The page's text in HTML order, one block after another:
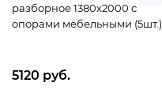
разборное 1380х2000 с
опорами мебельными (5шт.)
5120 руб.